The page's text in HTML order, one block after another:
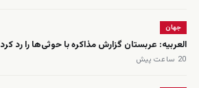
جهان
العربیه: عربستان گزارش مذاکره با حوثی‌ها را رد کرد
20 ساعت پیش